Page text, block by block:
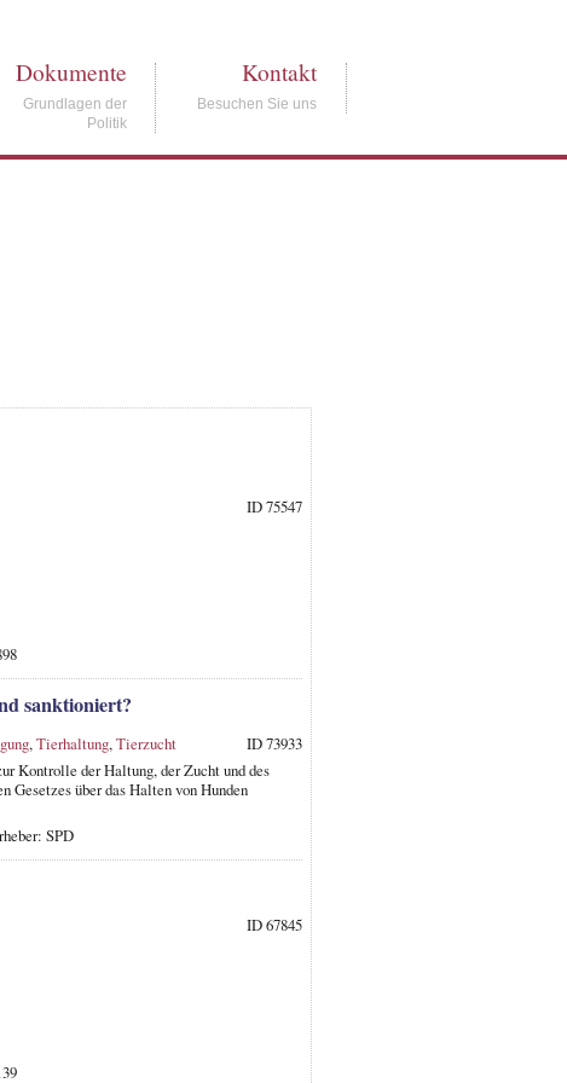
Dokumente
Grundlagen der
Politik
Kontakt
Besuchen Sie uns
ID 75547
sanktioniert?
,Tierhaltung,Tierzucht
ID 73933
Kontrolle der Haltung, der Zucht und des
Gesetzes über das Halten von Hunden
SPD
ID 67845